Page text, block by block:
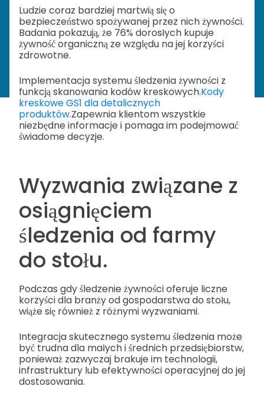
Ludzie coraz bardziej martwią się o
bezpieczeństwo spożywanej przez nich żywności.
Badania pokazują, że 76% dorosłych kupuje
żywność organiczną ze względu na jej korzyści
zdrowotne.
Implementacja systemu śledzenia żywności z
funkcją skanowania kodów kreskowych.Kody
kreskowe GS1 dla detalicznych
produktów.Zapewnia klientom wszystkie
niezbędne informacje i pomaga im podejmować
świadome decyzje.
Wyzwania związane z
osiągnięciem
śledzenia od farmy
do stołu.
Podczas gdy śledzenie żywności oferuje liczne
korzyści dla branży od gospodarstwa do stołu,
wiąże się również z różnymi wyzwaniami.
Integracja skutecznego systemu śledzenia może
być trudna dla małych i średnich przedsiębiorstw,
ponieważ zazwyczaj brakuje im technologii,
infrastruktury lub efektywności operacyjnej do jej
dostosowania.